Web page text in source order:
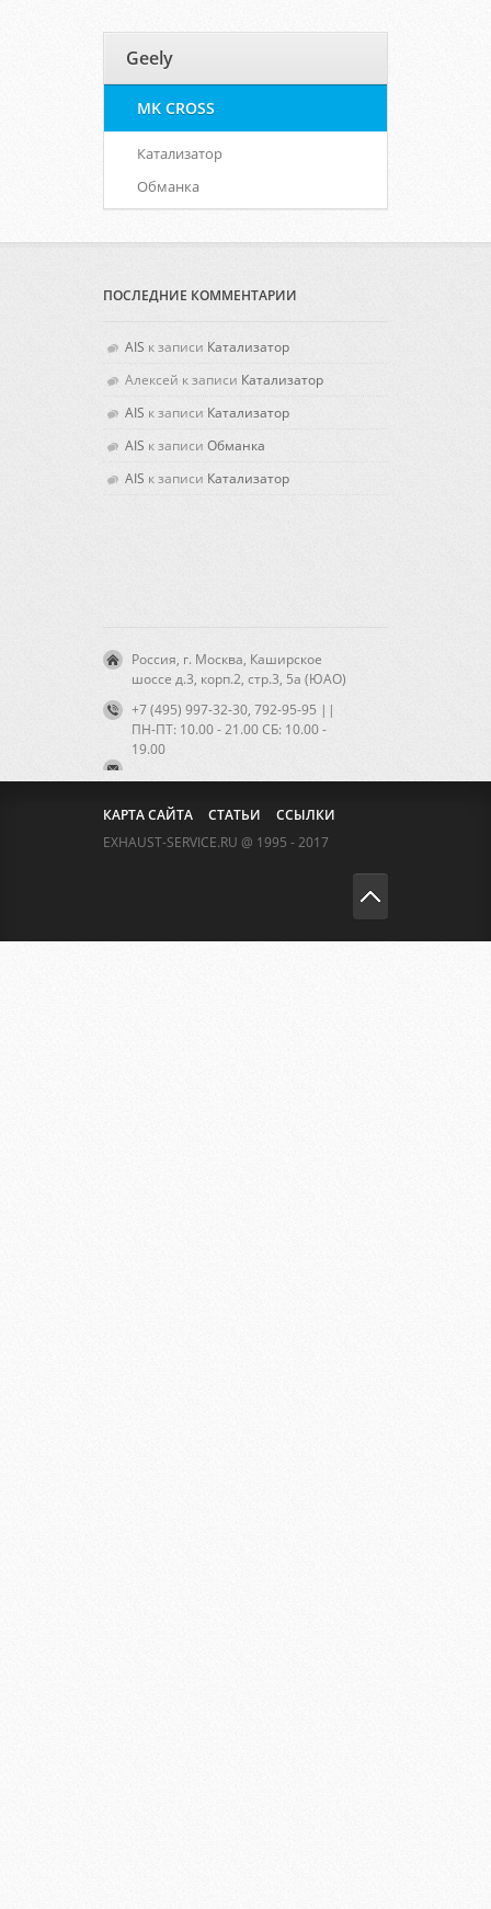
Geely
MK CROSS
Катализатор
Обманка
ПОСЛЕДНИЕ КОММЕНТАРИИ
AIS к записи Катализатор
Алексей к записи Катализатор
AIS к записи Катализатор
AIS к записи Обманка
AIS к записи Катализатор
Россия, г. Москва, Каширское
шоссе д.3, корп.2, стр.3, 5а (ЮАО)
+7 (495) 997-32-30, 792-95-95 ||
ПН-ПТ: 10.00 - 21.00 CБ: 10.00 -
19.00
КАРТА САЙТА СТАТЬИ
ССЫЛКИ
EXHAUST-SERVICE.RU @ 1995 - 2017